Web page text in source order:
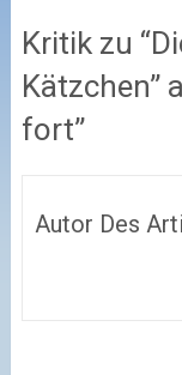
Kritik zu
Kätzchen”
fort”
Autor Des